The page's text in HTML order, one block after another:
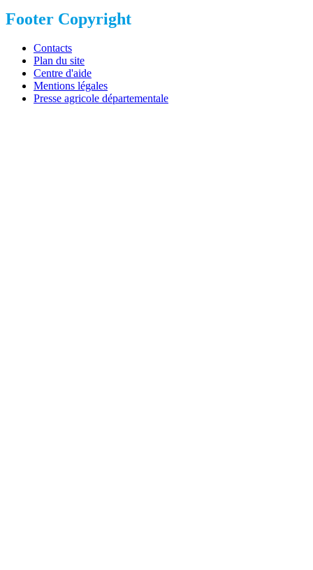
Footer Copyright
Contacts
Plan du site
Centre d'aide
Mentions légales
Presse agricole départementale